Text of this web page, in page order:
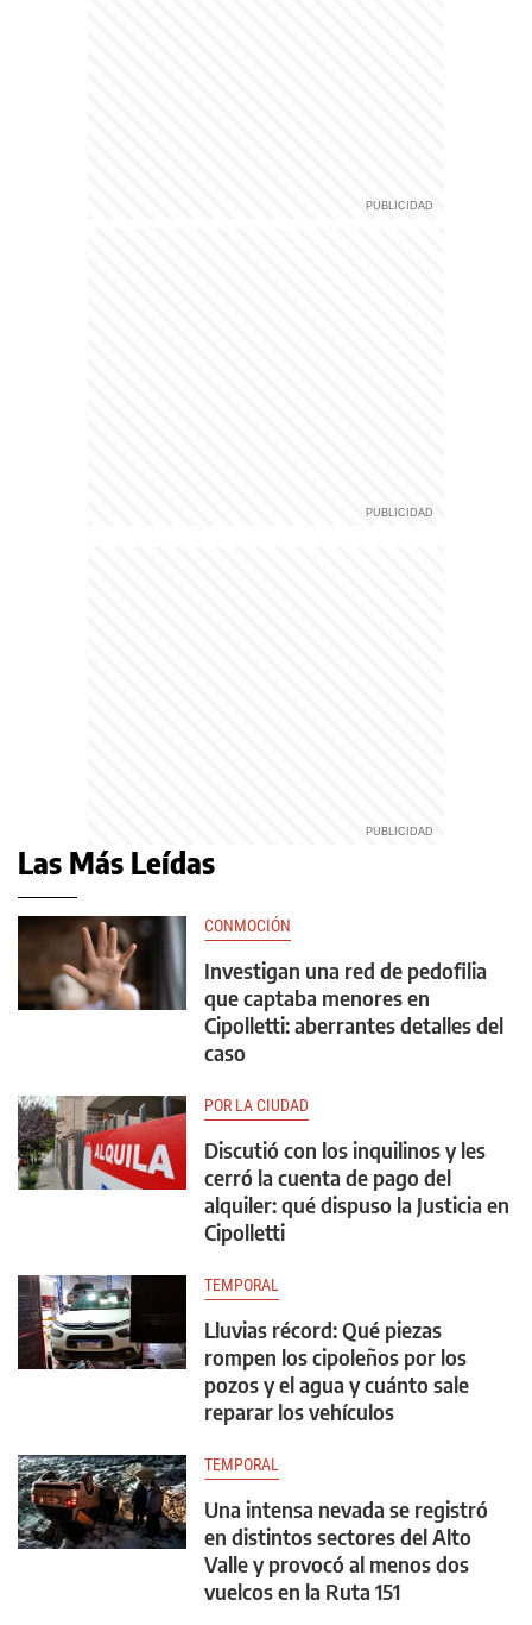
Las Más Leídas
CONMOCIÓN
Investigan una red de pedofilia
que captaba menores en
Cipolletti: aberrantes detalles del
caso
POR LA CIUDAD
Discutió con los inquilinos y les
cerró la cuenta de pago del
alquiler: qué dispuso la Justicia en
Cipolletti
TEMPORAL
Lluvias récord: Qué piezas
rompen los cipoleños por los
pozos y el agua y cuánto sale
reparar los vehículos
TEMPORAL
Una intensa nevada se registró
en distintos sectores del Alto
Valle y provocó al menos dos
vuelcos en la Ruta 151